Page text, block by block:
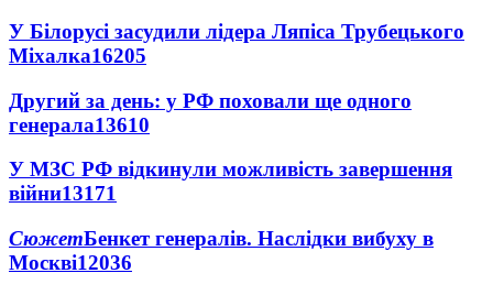
У Білорусі засудили лідера Ляпіса Трубецького
Міхалка16205
Другий за день: у РФ поховали ще одного
генерала13610
У МЗС РФ відкинули можливість завершення
війни13171
СюжетБенкет генералів. Наслідки вибуху в
Москві12036